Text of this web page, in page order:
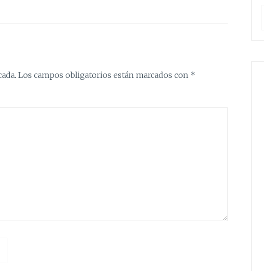
Los campos obligatorios están marcados con *